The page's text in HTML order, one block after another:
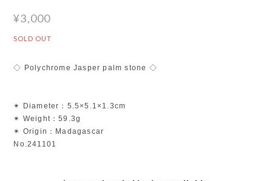
¥3,000
SOLD OUT
◇ Polychrome Jasper palm stone ◇
✴︎ Diameter：5.5×5.1×1.3cm
✴︎ Weight：59.3g
✴︎ Origin：Madagascar
No.241101